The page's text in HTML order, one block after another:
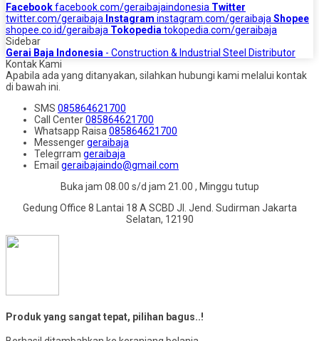
Facebookfacebook.com/geraibajaindonesia Twitter
twitter.com/geraibaja Instagram instagram.com/geraibaja Shopee
shopee.co.id/geraibaja Tokopedia tokopedia.com/geraibaja
Sidebar
Gerai Baja Indonesia - Construction & Industrial Steel Distributor
Kontak Kami
Apabila ada yang ditanyakan, silahkan hubungi kami melalui kontak
di bawah ini.
SMS 085864621700
Call Center085864621700
Whatsapp Raisa 085864621700
Messengergeraibaja
Telegrram geraibaja
Email geraibajaindo@gmail.com
Buka jam 08.00 s/d jam 21.00 , Minggu tutup
Gedung Office 8 Lantai 18 A SCBD Jl. Jend. Sudirman Jakarta
Selatan, 12190
Produk yang sangat tepat, pilihan bagus..!